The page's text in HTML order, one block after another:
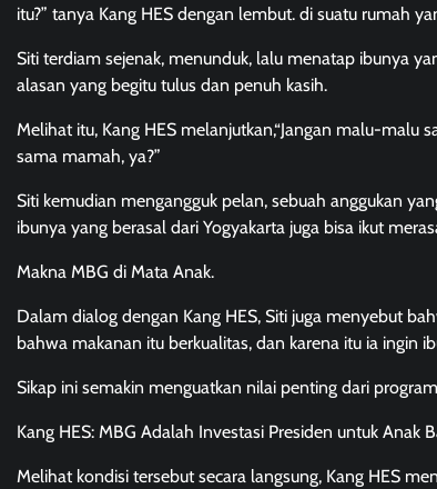
itu?” tanya Kang HES dengan lembut. di suatu rumah
Siti terdiam sejenak, menunduk, lalu menatap ibunya
alasan yang begitu tulus dan penuh kasih.
Melihat itu, Kang HES melanjutkan,“Jangan malu-malu
sama mamah, ya?”
Siti kemudian mengangguk pelan, sebuah anggukan
ibunya yang berasal dari Yogyakarta juga bisa ikut
Makna MBG di Mata Anak.
Dalam dialog dengan Kang HES, Siti juga menyebut
bahwa makanan itu berkualitas, dan karena itu ia ingin
Sikap ini semakin menguatkan nilai penting dari
Kang HES: MBG Adalah Investasi Presiden untuk Anak
Melihat kondisi tersebut secara langsung, Kang HES